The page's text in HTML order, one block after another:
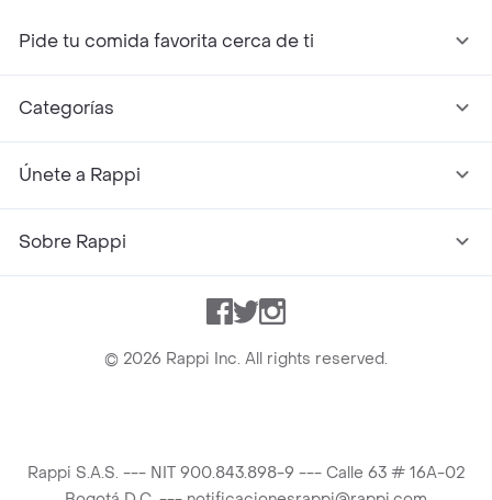
Pide tu comida favorita cerca de ti
Categorías
Únete a Rappi
Sobre Rappi
Facebook
TwitterInstagram
© 2026 Rappi Inc. All rights reserved.
Rappi S.A.S. --- NIT 900.843.898-9 --- Calle 63 # 16A-02